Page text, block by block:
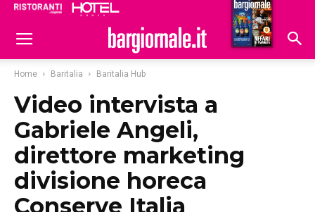
Hoteldomani
Home Baritalia Baritalia Hub
Video intervista a
Gabriele Angeli,
direttore marketing
divisione horeca
Conserve Italia